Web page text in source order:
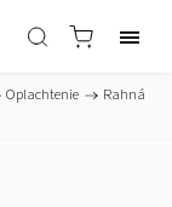
Oplachtenie /
Rahná